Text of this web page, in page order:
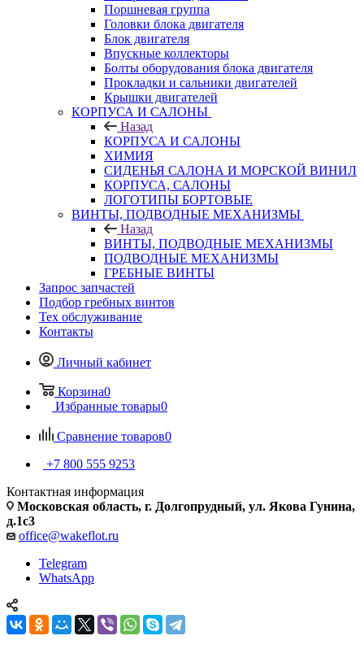
Поршневая группа
Головки блока двигателя
Блок двигателя
Впускные коллекторы
Болты оборудования блока двигателя
Прокладки и сальники двигателей
Крышки двигателей
КОРПУСА И САЛОНЫ
Назад
КОРПУСА И САЛОНЫ
ХИМИЯ
СИДЕНЬЯ САЛОНА И МОРСКОЙ ВИНИЛ
КОРПУСА, САЛОНЫ
ЛОГОТИПЫ БОРТОВЫЕ
ВИНТЫ, ПОДВОДНЫЕ МЕХАНИЗМЫ
Назад
ВИНТЫ, ПОДВОДНЫЕ МЕХАНИЗМЫ
ПОДВОДНЫЕ МЕХАНИЗМЫ
ГРЕБНЫЕ ВИНТЫ
Запрос запчастей
Подбор гребных винтов
Тех обслуживание
Контакты
Личный кабинет
Корзина0
Избранные товары0
Сравнение товаров0
+7 800 555 9253
Контактная информация
Московская область, г. Долгопрудный, ул. Якова Гунина,
д.1с3
office@wakeflot.ru
Telegram
WhatsApp